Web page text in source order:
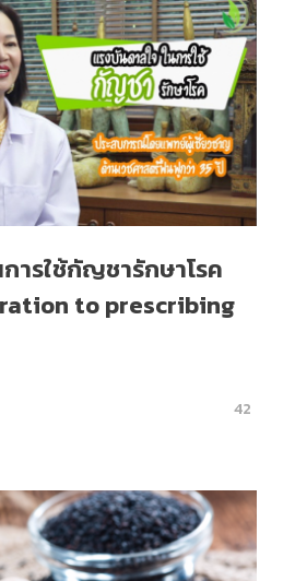
ารใช้กัญชารักษาโรค
to prescribing
42